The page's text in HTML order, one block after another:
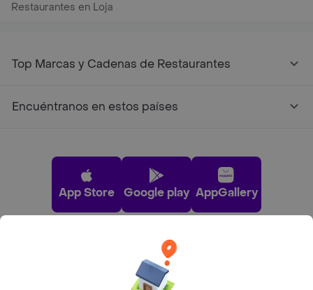
Restaurantes en Loja
Top Marcas y Cadenas de Restaurantes
Encuéntranos en estos países
App Store Google play AppGallery
Pide tu comida favorita cerca de ti